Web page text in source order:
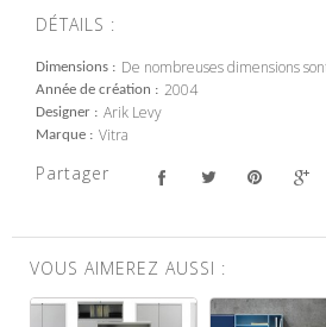
DÉTAILS :
Dimensions De nombreuses dimensions
Année de création 2004
Designer Arik Levy
Marque Vitra
Partager
VOUS AIMEREZ AUSSI :